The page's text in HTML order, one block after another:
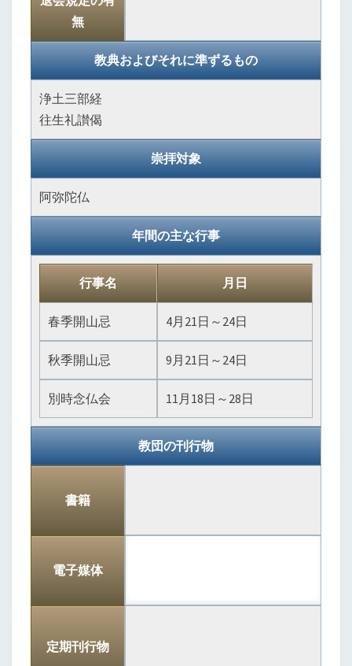
無
教典およびそれに準ずるもの
浄土三部経
往生礼讃偈
崇拝対象
阿弥陀仏
年間の主な行事
行事名 月日
春季開山忌 4月21日～24日
秋季開山忌 9月21日～24日
別時念仏会 11月18日～28日
教団の刊行物
書籍
電子媒体
定期刊行物